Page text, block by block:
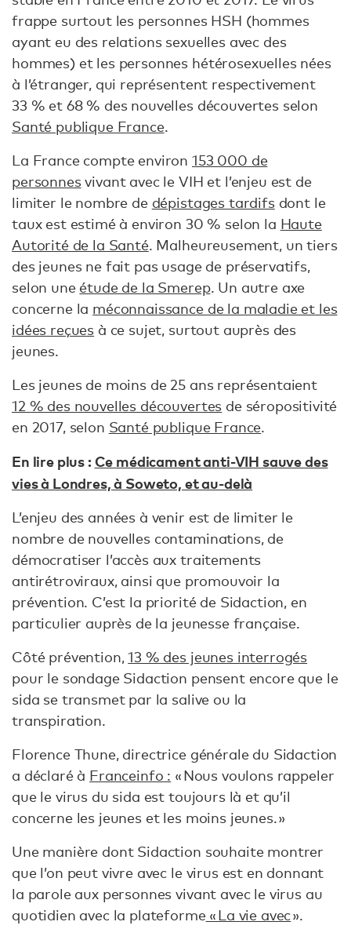
frappe surtout les personnes HSH (hommes
ayant eu des relations sexuelles avec des
hommes) et les personnes hétérosexuelles nées
à l’étranger, qui représentent respectivement
33 % et 68 % des nouvelles découvertes selon
Santé publique France.
La France compte environ 153 000 de
personnesvivant avec le VIH et l’enjeu est de
limiter le nombre de dépistages tardifsdont le
taux est estimé à environ 30 % selon la Haute
Autorité de la Santé. Malheureusement, un tiers
des jeunes ne fait pas usage de préservatifs,
selon une étude de la Smerep. Un autre axe
concerne la méconnaissance de la maladie et les
idées reçues à ce sujet, surtout auprès des
jeunes.
Les jeunes de moins de 25 ans représentaient
12 % des nouvelles découvertes de séropositivité
en 2017, selon Santé publique France.
En lire plus :Ce médicament anti-VIH sauve des
vies à Londres, à Soweto, et au-delà
L’enjeu des années à venir est de limiter le
nombre de nouvelles contaminations, de
démocratiser l’accès aux traitements
antirétroviraux, ainsi que promouvoir la
prévention. C’est la priorité de Sidaction, en
particulier auprès de la jeunesse française.
Côté prévention,13 % des jeunes interrogés
pour le sondage Sidaction pensent encore que le
sida se transmet par la salive ou la
transpiration.
Florence Thune, directrice générale du Sidaction
a déclaré à Franceinfo : « Nous voulons rappeler
que le virus du sida est toujours là et qu’il
concerne les jeunes et les moins jeunes. »
Une manière dont Sidaction souhaite montrer
que l’on peut vivre avec le virus est en donnant
la parole aux personnes vivant avec le virus au
quotidien avec la plateforme« La vie avec».